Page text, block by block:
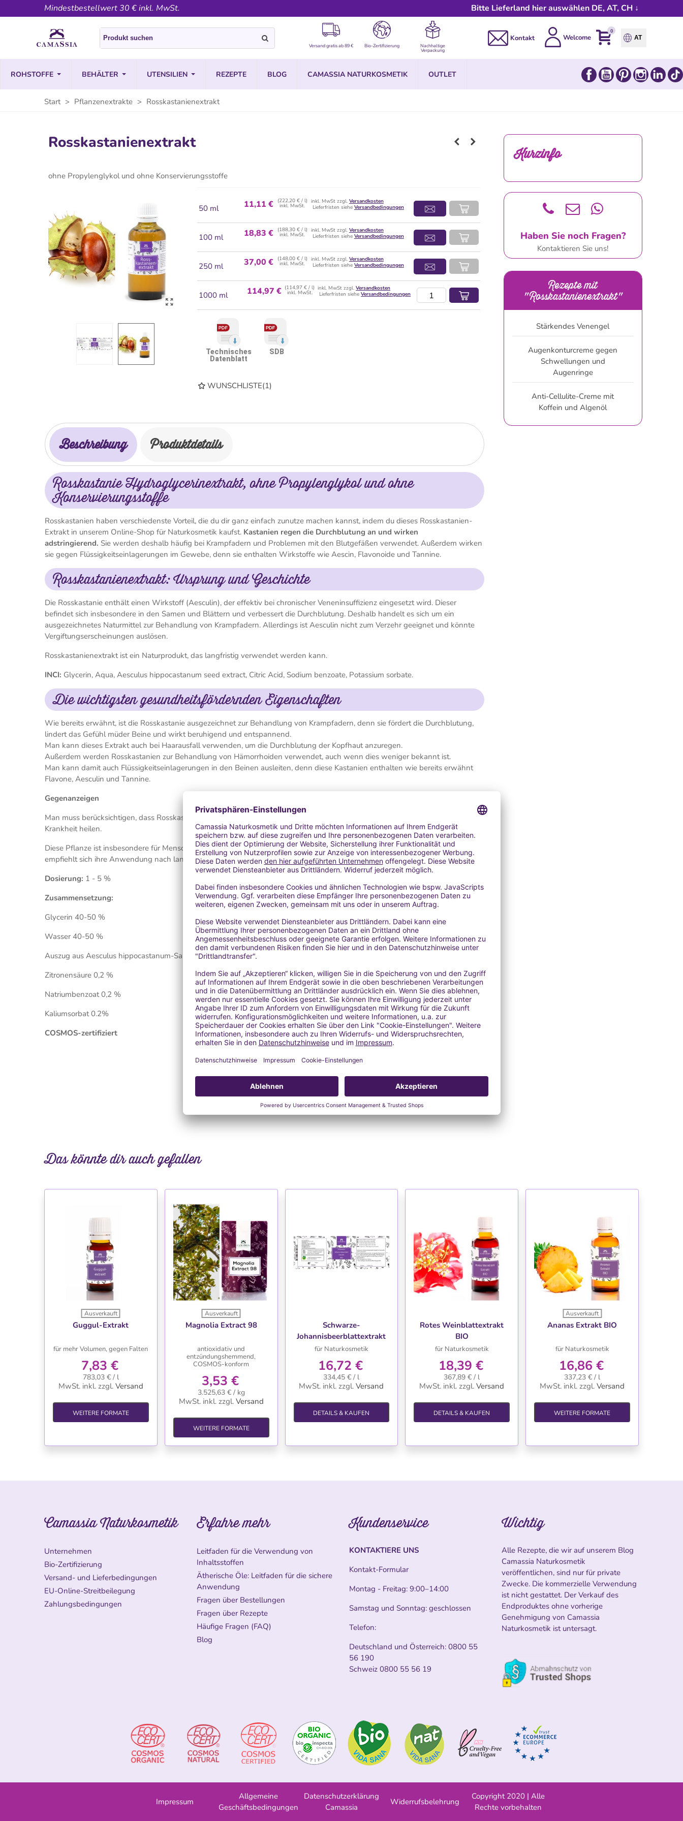
Mindestbestellwert 30 € inkl. MwSt. Bitte Lieferland hier auswählen DE, AT, CH ↓
Versand gratis ab 89 € Bio-Zertifizierung Nachhaltige
Verpackung
Kontakt Welcome
0
AT
ROHSTOFFE BEHÄLTER UTENSILIEN REZEPTE BLOG CAMASSIA NATURKOSMETIK OUTLET FacebookYouTubePinterestInstagram
Start > Pflanzenextrakte > Rosskastanienextrakt
Rosskastanienextrakt
ohne Propylenglykol und ohne Konservierungsstoffe
50 ml 11,11 € (222,20 € / l)
inkl. MwSt.
inkl. MwSt zzgl. Versandkosten
Lieferfristen siehe Versandbedingungen
100 ml 18,83 € (188,30 € / l)
inkl. MwSt.
inkl. MwSt zzgl. Versandkosten
Lieferfristen siehe Versandbedingungen
250 ml 37,00 € (148,00 € / l)
inkl. MwSt.
inkl. MwSt zzgl. Versandkosten
Lieferfristen siehe Versandbedingungen
1000 ml 114,97 € (114,97 € / l)
inkl. MwSt.
inkl. MwSt zzgl.Versandkosten
Lieferfristen sieheVersandbedingungen
Technisches
Datenblatt
SDB
WUNSCHLISTE(1)
Beschreibung Produktdetails
Rosskastanie Hydroglycerinextrakt, ohne Propylenglykol und ohne
Konservierungsstoffe
Rosskastanien haben verschiedenste Vorteil, die du dir ganz einfach zunutze machen kannst, indem du dieses Rosskastanien-
Extrakt in unserem Online-Shop für Naturkosmetik kaufst. Kastanien regen die Durchblutung an und wirken
adstringierend. Sie werden deshalb häufig bei Krampfadern und Problemen mit den Blutgefäßen verwendet. Außerdem wirken
sie gegen Flüssigkeitseinlagerungen im Gewebe, denn sie enthalten Wirkstoffe wie Aescin, Flavonoide und Tannine.
Rosskastanienextrakt: Ursprung und Geschichte
Die Rosskastanie enthält einen Wirkstoff (Aesculin), der effektiv bei chronischer Veneninsuffizienz eingesetzt wird. Dieser
befindet sich insbesondere in den Samen und Blättern und verbessert die Durchblutung. Deshalb handelt es sich um ein
ausgezeichnetes Naturmittel zur Behandlung von Krampfadern. Allerdings ist Aesculin nicht zum Verzehr geeignet und könnte
Vergiftungserscheinungen auslösen.
Rosskastanienextrakt ist ein Naturprodukt, das langfristig verwendet werden kann.
INCI: Glycerin, Aqua, Aesculus hippocastanum seed extract, Citric Acid, Sodium benzoate, Potassium sorbate.
Die wichtigsten gesundheitsfördernden Eigenschaften
Wie bereits erwähnt, ist die Rosskastanie ausgezeichnet zur Behandlung von Krampfadern, denn sie fördert die Durchblutung,
lindert das Gefühl müder Beine und wirkt beruhigend und entspannend.
Man kann dieses Extrakt auch bei Haarausfall verwenden, um die Durchblutung der Kopfhaut anzuregen.
Außerdem werden Rosskastanien zur Behandlung von Hämorrhoiden verwendet, auch wenn dies weniger bekannt ist.
Man kann damit auch Flüssigkeitseinlagerungen in den Beinen ausleiten, denn diese Kastanien enthalten wie bereits erwähnt
Flavone, Aesculin und Tannine.
Gegenanzeigen
Man muss berücksichtigen, dass Rosskastanien zwar bei Durchblutungsstörungen unterstützend helfen, doch sie können keine
Krankheit heilen.
Diese Pflanze ist insbesondere für Menschen mit Durchblutungsstörungen und Fettleibigkeit sehr vorteilhaft. Darüber hinaus
empfiehlt sich ihre Anwendung nach langem Stehen oder wenn man längere Zeit größerer Hitze ausgesetzt ist.
Dosierung: 1 - 5 %
Zusammensetzung:
Glycerin 40-50 %
Wasser 40-50 %
Auszug aus Aesculus hippocastanum-Samen 10 %
Zitronensäure 0,2 %
Natriumbenzoat 0,2 %
Kaliumsorbat 0.2%
COSMOS-zertifiziert
Kurzinfo
Haben Sie noch Fragen?
Kontaktieren Sie uns!
Rezepte mit
"Rosskastanienextrakt"
Stärkendes Venengel
Augenkonturcreme gegen
Schwellungen und
Augenringe
Anti-Cellulite-Creme mit
Koffein und Algenöl
Das könnte dir auch gefallen
WUNSCHLISTE
Ausverkauft
Guggul-Extrakt
für mehr Volumen, gegen Falten
7,83 €
783,03 € / l
MwSt. inkl. zzgl. Versand
WEITERE FORMATE
WUNSCHLISTE
Ausverkauft
Magnolia Extract 98
antioxidativ und
entzündungshemmend,
COSMOS-konform
3,53 €
3.525,63 € / kg
MwSt. inkl. zzgl. Versand
WEITERE FORMATE
Schwarze-
Johannisbeerblattextrakt
BIO
für Naturkosmetik
16,72 €
334,45 € / l
MwSt. inkl. zzgl. Versand
DETAILS & KAUFEN
Rotes Weinblattextrakt
BIO
für Naturkosmetik
18,39 €
367,89 € / l
MwSt. inkl. zzgl. Versand
DETAILS & KAUFEN
WUNSCHLISTE
Ausverkauft
Ananas Extrakt BIO
für Naturkosmetik
16,86 €
337,23 € / l
MwSt. inkl. zzgl. Versand
WEITERE FORMATE
Camassia Naturkosmetik
Unternehmen
Bio-Zertifizierung
Versand- und Lieferbedingungen
EU-Online-Streitbeilegung
Zahlungsbedingungen
Erfahre mehr
Leitfaden für die Verwendung von
Inhaltsstoffen
Ätherische Öle: Leitfaden für die sichere
Anwendung
Fragen über Bestellungen
Fragen über Rezepte
Häufige Fragen (FAQ)
Blog
Kundenservice
KONTAKTIERE UNS
Kontakt-Formular
Montag - Freitag: 9:00–14:00
Samstag und Sonntag: geschlossen
Telefon:
Deutschland und Österreich: 0800 55
56 190
Schweiz 0800 55 56 19
Wichtig
Alle Rezepte, die wir auf unserem Blog
Camassia Naturkosmetik
veröffentlichen, sind nur für private
Zwecke. Die kommerzielle Verwendung
ist nicht gestattet. Der Verkauf des
Endproduktes ohne vorherige
Genehmigung von Camassia
Naturkosmetik ist untersagt.
Impressum
Allgemeine
Geschäftsbedingungen
Datenschutzerklärung
Camassia
Widerrufsbelehrung
Copyright 2020 | Alle
Rechte vorbehalten